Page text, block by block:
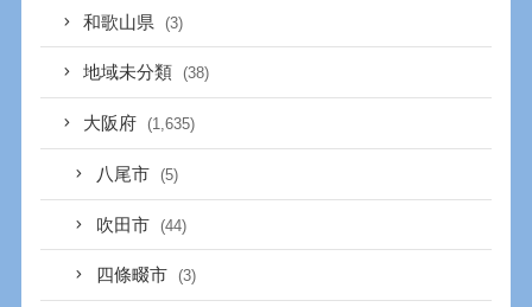
和歌山県 (3)
地域未分類 (38)
大阪府 (1,635)
八尾市 (5)
吹田市 (44)
四條畷市 (3)